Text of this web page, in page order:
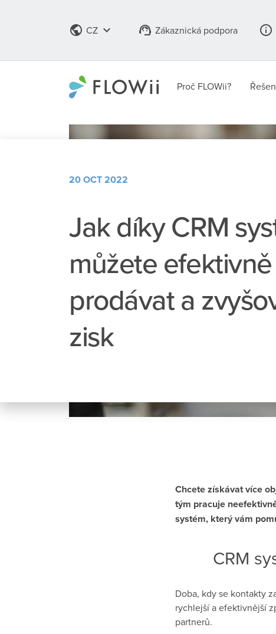
public CZ keyboard_arrow_down support_agent Zákaznická podpora info_outline
Proč FLOWii?
20 OCT 2022
Jak díky CRM
můžete efektivně
prodávat a
zisk
Chcete získávat více
tým pracuje
systém, který vám
CRM
Doba, kdy se kontakty
rychlejší a efektivnější
partnerů.